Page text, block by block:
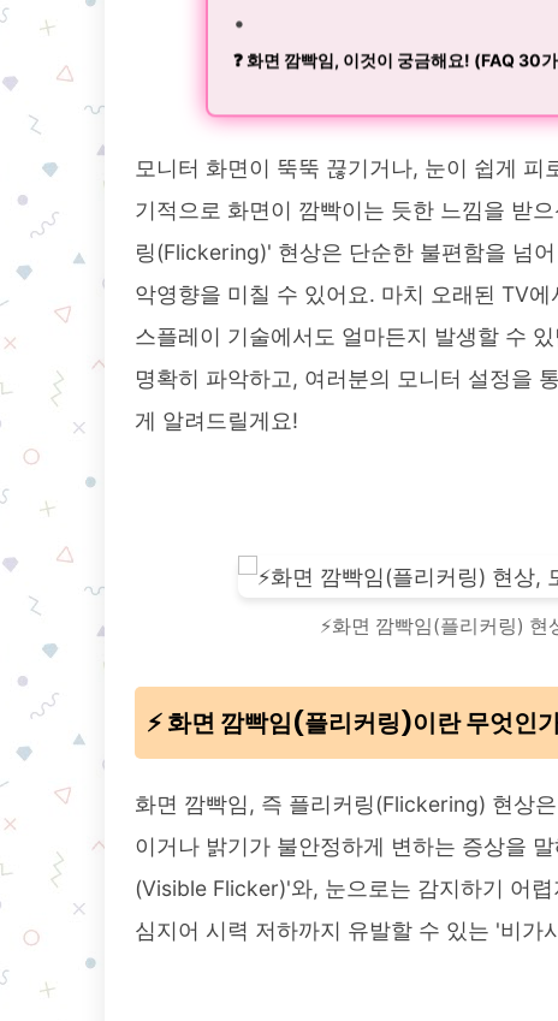
❓ 화면 깜빡임, 이것이 궁금해요! (FAQ 30
모니터 화면이 뚝뚝 끊기거나, 눈이 쉽게
기적으로 화면이 깜빡이는 듯한 느낌을 받
링(Flickering)' 현상은 단순한 불편함을 넘
악영향을 미칠 수 있어요. 마치 오래된 TV
스플레이 기술에서도 얼마든지 발생할 수
명확히 파악하고, 여러분의 모니터 설정을
게 알려드릴게요!
⚡️화면 깜빡임(플리커링)
⚡️ 화면 깜빡임(플리커링)이란 무엇인
화면 깜빡임, 즉 플리커링(Flickering) 현상
이거나 밝기가 불안정하게 변하는 증상을
(Visible Flicker)'와, 눈으로는 감지하기 어
심지어 시력 저하까지 유발할 수 있는 '비